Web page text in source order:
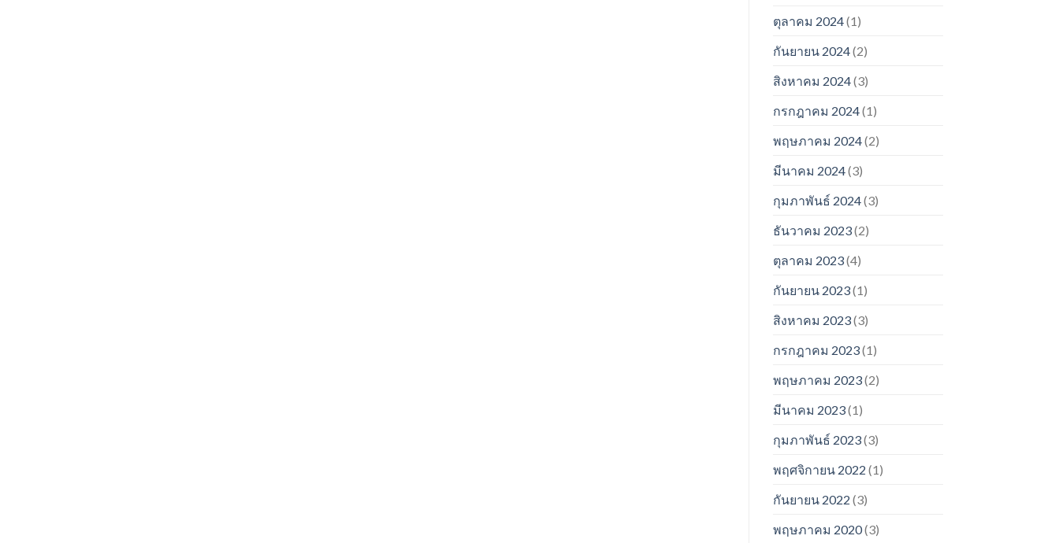
ตุลาคม 2024(1)
กันยายน 2024(2)
สิงหาคม 2024(3)
กรกฎาคม 2024(1)
พฤษภาคม 2024(2)
มีนาคม 2024(3)
กุมภาพันธ์ 2024(3)
ธันวาคม 2023(2)
ตุลาคม 2023(4)
กันยายน 2023(1)
สิงหาคม 2023(3)
กรกฎาคม 2023(1)
พฤษภาคม 2023(2)
มีนาคม 2023(1)
กุมภาพันธ์ 2023(3)
พฤศจิกายน 2022 (1)
กันยายน 2022 (3)
พฤษภาคม 2020(3)